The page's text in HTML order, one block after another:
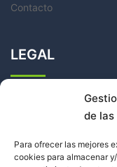
de
Para ofrecer las mejores
cookies para almacenar
Contacto
LEGAL
Política de Cookies
Política de Privacidad